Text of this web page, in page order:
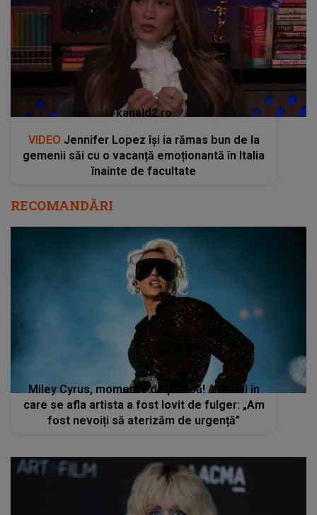
kanald2.ro
VIDEO Jennifer Lopez își ia rămas bun de la
gemenii săi cu o vacanță emoționantă în Italia
înainte de facultate
RECOMANDĂRI
Miley Cyrus, momente de panică! Avionul în
care se afla artista a fost lovit de fulger: „Am
fost nevoiți să aterizăm de urgență”